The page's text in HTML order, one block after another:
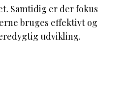
Samtidig er der fokus
bruges effektivt og
udvikling.